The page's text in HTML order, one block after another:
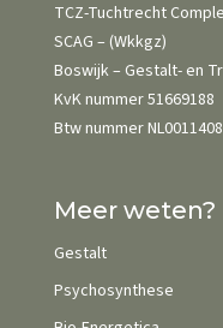
TCZ-Tuchtrecht
SCAG – (Wkkgz)
Boswijk – Gestalt- en
KvK nummer 51669188
Btw nummer
Meer weten?
Gestalt
Psychosynthese